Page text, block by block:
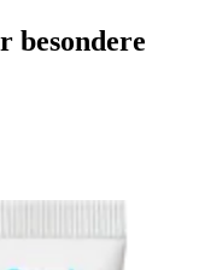
besondere